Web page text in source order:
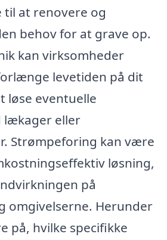
at renovere og
behov for at grave op.
kan virksomheder
levetiden på dit
løse eventuelle
lækager eller
Strømpeforing kan være
løsning,
på
omgivelserne. Herunder
på, hvilke specifikke